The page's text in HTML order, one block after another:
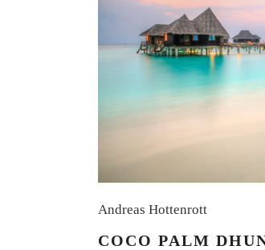
Andreas Hottenrott
COCO PALM